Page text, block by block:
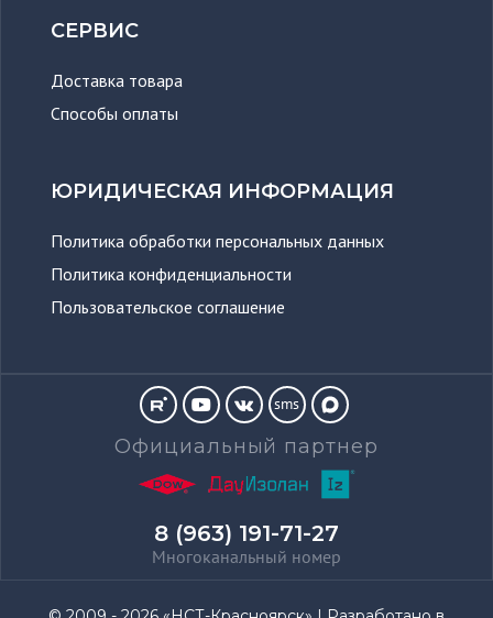
СЕРВИС
Доставка товара
Способы оплаты
ЮРИДИЧЕСКАЯ ИНФОРМАЦИЯ
Политика обработки персональных данных
Политика конфиденциальности
Пользовательское соглашение
sms
Официальный партнер
8 (963) 191-71-27
Многоканальный номер